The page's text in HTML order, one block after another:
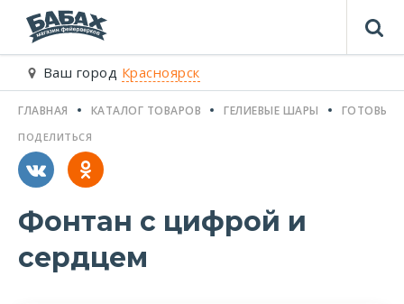
Ваш город Красноярск
ГЛАВНАЯ КАТАЛОГ ТОВАРОВ ГЕЛИЕВЫЕ ШАРЫ ГОТОВЫЕ
Фонтан с цифрой и
сердцем
ПОДЕЛИТЬСЯ